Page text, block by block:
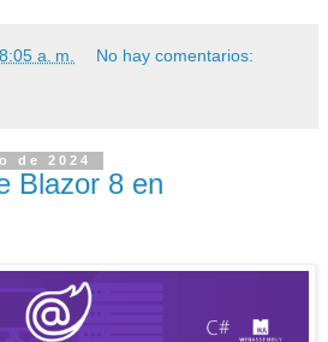
8:05 a. m. No hay comentarios:
de 2024
Blazor 8 en